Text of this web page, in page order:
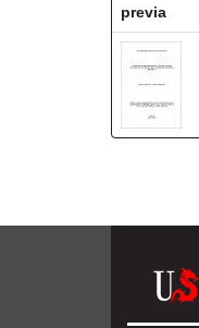
previa